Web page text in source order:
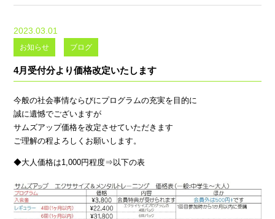
2023.03.01
お知らせ ブログ
4月受付分より価格改定いたします
今般の社会事情ならびにプログラムの充実を目的に
誠に遺憾でございますが
サムズアップ価格を改定させていただきます
ご理解の程よろしくお願いします。
◆大人価格は1,000円程度⇒以下の表